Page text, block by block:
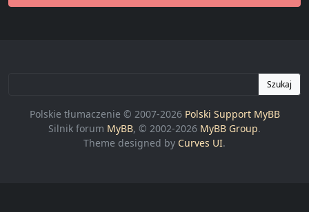
Szukaj
Polskie tłumaczenie © 2007-2026 Polski Support MyBB
Silnik forum MyBB, © 2002-2026 MyBB Group.
Theme designed by Curves UI.